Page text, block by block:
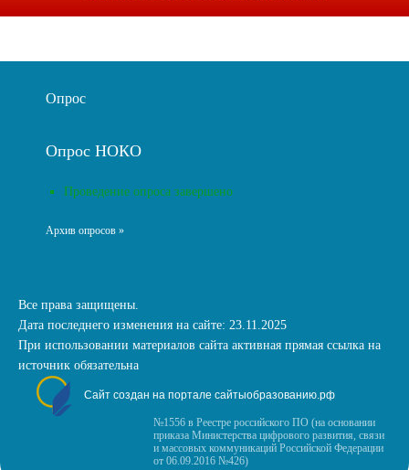
Опрос
Опрос НОКО
Проведение опроса завершено
Архив опросов »
Все права защищены.
Дата последнего изменения на сайте: 23.11.2025
При использовании материалов сайта активная прямая ссылка на
источник обязательна
Сайт создан на портале сайтыобразованию.рф
№1556 в Реестре российского ПО (на основании
приказа Министерства цифрового развития, связи
и массовых коммуникаций Российской Федерации
от 06.09.2016 №426)